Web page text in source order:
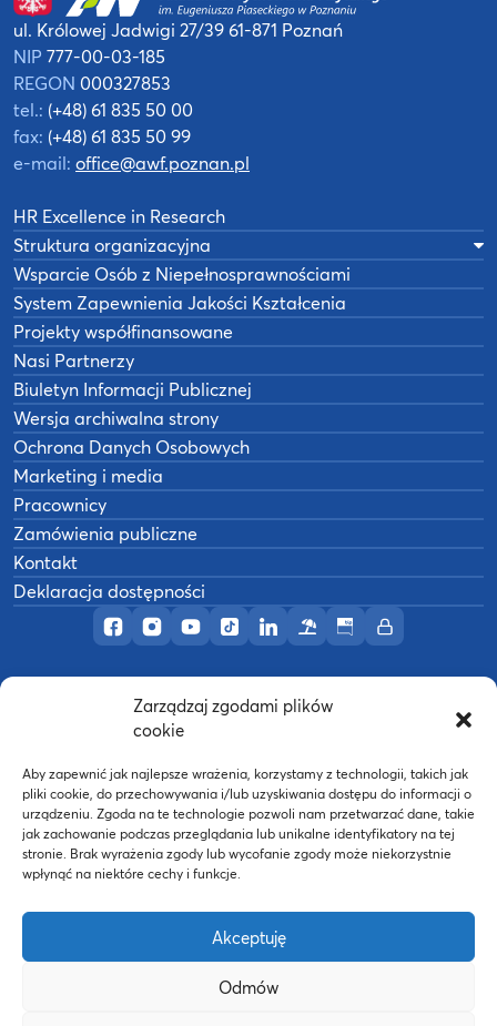
Zarządzaj zgodami plików
cookie
Aby zapewnić jak najlepsze wrażenia, korzystamy z technologii, takich jak
pliki cookie, do przechowywania i/lub uzyskiwania dostępu do informacji o
urządzeniu. Zgoda na te technologie pozwoli nam przetwarzać dane, takie
jak zachowanie podczas przeglądania lub unikalne identyfikatory na tej
stronie. Brak wyrażenia zgody lub wycofanie zgody może niekorzystnie
wpłynąć na niektóre cechy i funkcje.
Akceptuję
Odmów
Profil AWF Poznań w serwisie Facebook
Profil AWF Poznań w serwisie Instagram
Profil AWF Poznań w serwisie YouTube
Profil AWF Poznań w serwisie
Profil AWF Poznań w
OśrodekBiuletynIntranet
ul. Królowej Jadwigi 27/3961-871 Poznań
NIP 777-00-03-185
REGON 000327853
tel.: (+48) 61 835 50 00
fax: (+48) 61 835 50 99
e-mail: office@awf.poznan.pl
HR Excellence in Research
Struktura organizacyjna
Wsparcie Osób z Niepełnosprawnościami
System Zapewnienia Jakości Kształcenia
Projekty współfinansowane
Nasi Partnerzy
Biuletyn Informacji Publicznej
Wersja archiwalna strony
Ochrona Danych Osobowych
Marketing i media
Pracownicy
Zamówienia publiczne
Kontakt
Deklaracja dostępności
Akademia Wychowania Fizycznego w
Wykonanie:nFinity.pl